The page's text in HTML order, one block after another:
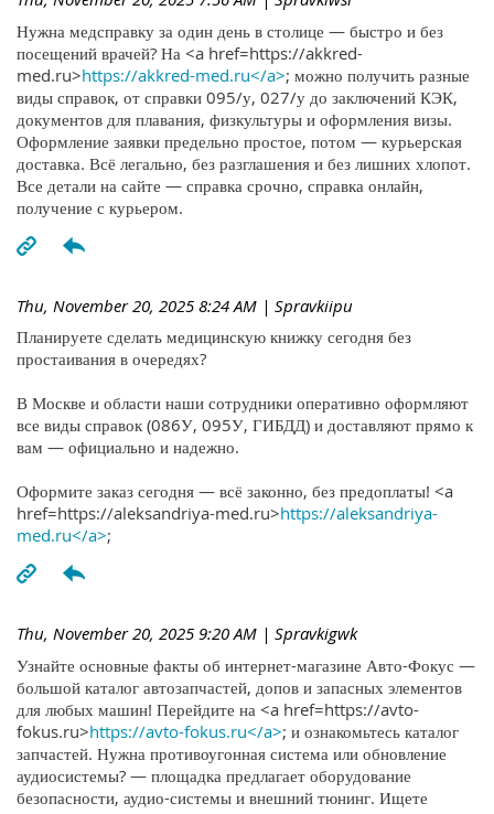
Нужна медсправку за один день в столице — быстро и без
посещений врачей? На <a href=https://akkred-
med.ru>https://akkred-med.ru</a>; можно получить разные
виды справок, от справки 095/у, 027/у до заключений КЭК,
документов для плавания, физкультуры и оформления визы.
Оформление заявки предельно простое, потом — курьерская
доставка. Всё легально, без разглашения и без лишних хлопот.
Все детали на сайте — справка срочно, справка онлайн,
получение с курьером.
Thu, November 20, 2025 8:24 AM | Spravkiipu
Планируете сделать медицинскую книжку сегодня без
простаивания в очередях?
В Москве и области наши сотрудники оперативно оформляют
все виды справок (086У, 095У, ГИБДД) и доставляют прямо к
вам — официально и надежно.
Оформите заказ сегодня — всё законно, без предоплаты! <a
href=https://aleksandriya-med.ru>https://aleksandriya-
med.ru</a>;
Thu, November 20, 2025 9:20 AM | Spravkigwk
Узнайте основные факты об интернет-магазине Авто-Фокус —
большой каталог автозапчастей, допов и запасных элементов
для любых машин! Перейдите на <a href=https://avto-
fokus.ru>https://avto-fokus.ru</a>; и ознакомьтесь каталог
запчастей. Нужна противоугонная система или обновление
аудиосистемы? — площадка предлагает оборудование
безопасности, аудио-системы и внешний тюнинг. Ищете